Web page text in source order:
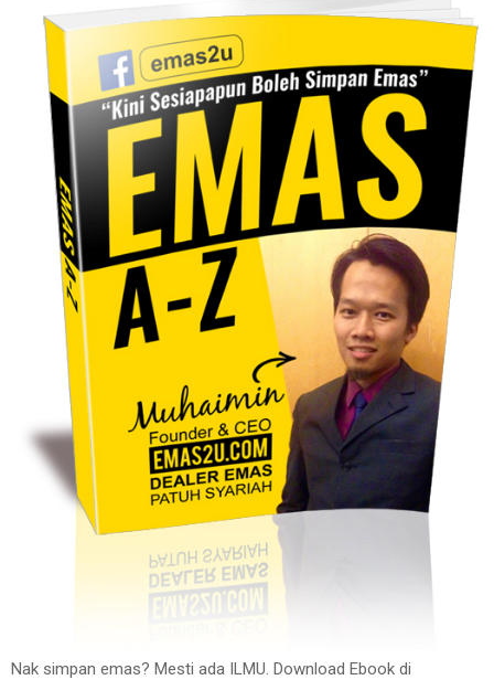
Nak simpan emas? Mesti ada ILMU. Download Ebook di